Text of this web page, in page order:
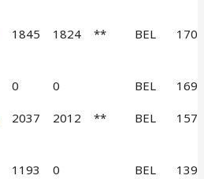
1845 1824 ** BEL 170
0 0 BEL 169
2037 2012 ** BEL 157
1193 0 BEL 139